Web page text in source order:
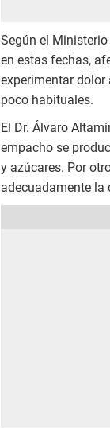
Según el
en estas fechas,
experimentar
poco habituales.
El Dr. Álvaro
empacho se
y azúcares. Por
adecuadamente la